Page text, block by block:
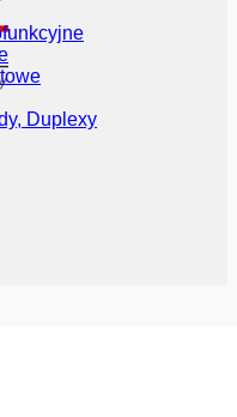
Duplexy